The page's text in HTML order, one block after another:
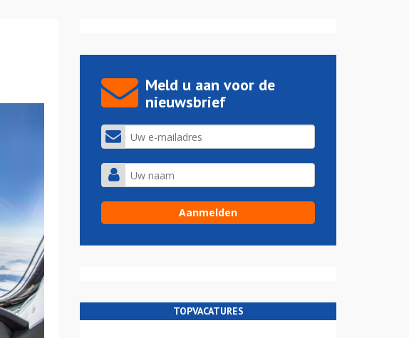
Meld u aan voor de
nieuwsbrief
TOPVACATURES